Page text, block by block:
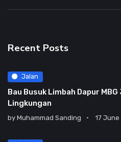
Recent Posts
Jalan
Bau Busuk Limbah Dapur
Lingkungan
by Muhammad Sanding 17